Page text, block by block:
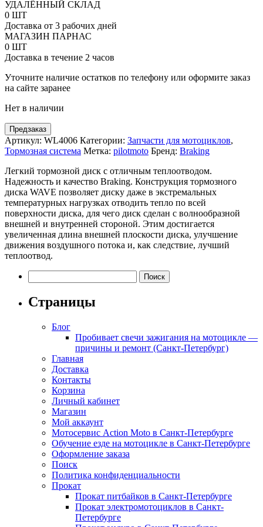
Передний
тормозной
диск
Wave
Braking
мотоциклы
KTM
SX,
УДАЛЁННЫЙ СКЛАД
0 ШТ
Доставка от 3 рабочих дней
МАГАЗИН ПАРНАС
0 ШТ
Доставка в течение 2 часов
Уточните наличие остатков по телефону или оформите заказ
на сайте заранее
Нет в наличии
Предзаказ
Артикул: WL4006 Категории: Запчасти для мотоциклов,
Тормозная система Метка: pilotmoto Бренд: Braking
Легкий тормозной диск с отличным теплоотводом.
Надежность и качество Braking. Конструкция тормозного
диска WAVE позволяет диску даже в экстремальных
температурных нагрузках отводить тепло по всей
поверхности диска, для чего диск сделан с волнообразной
внешней и внутренней стороной. Этим достигается
увеличенная длина внешней плоскости диска, улучшение
движения воздушного потока и, как следствие, лучший
теплоотвод.
Страницы
Блог
Пробивает свечи зажигания на мотоцикле —
причины и ремонт (Санкт-Петербург)
Главная
Доставка
Контакты
Корзина
Личный кабинет
Магазин
Мой аккаунт
Мотосервис Action Moto в Санкт-Петербурге
Обучение езде на мотоцикле в Санкт-Петербурге
Оформление заказа
Поиск
Политика конфиденциальности
Прокат
Прокат питбайков в Санкт-Петербурге
Прокат электромотоциклов в Санкт-
Петербурге